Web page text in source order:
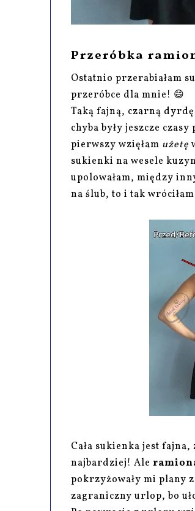
Przeróbka
Ostatnio przerabiałam
przeróbce dla mnie! 😄
Taką fajną, czarną
chyba były jeszcze czasy
pierwszy wzięłam użetę
sukienki na wesele
upolowałam, między
na ślub, to i tak
Cała sukienka jest
najbardziej! Ale
pokrzyżowały mi plany
zagraniczny urlop, bo